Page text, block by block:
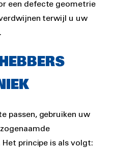
een defecte geometrie
terwijl u uw
passen, gebruiken uw
Het principe is als volgt: